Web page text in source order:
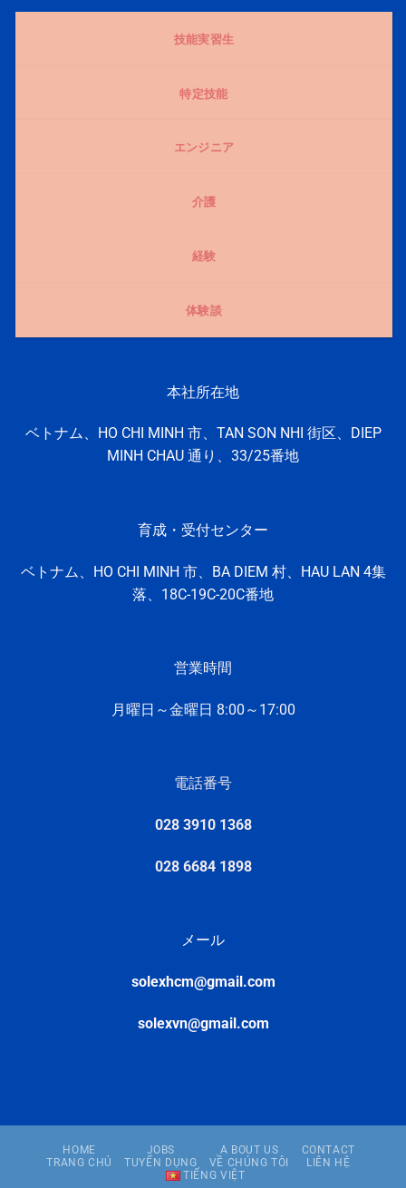
技能実習生
特定技能
エンジニア
介護
経験
体験談
本社所在地
ベトナム、HO CHI MINH 市、TAN SON NHI 街区、DIEP
MINH CHAU 通り、33/25番地
育成・受付センター
ベトナム、HO CHI MINH 市、 BA DIEM 村、 HAU LAN 4集
落、 18C-19C-20C番地
営業時間
月曜日～金曜日 8:00～17:00
電話番号
028 3910 1368
028 6684 1898
メール
solexhcm@gmail.com
solexvn@gmail.com
HOME
TRANG CHỦ
JOBS
TUYỂN DỤNG
A BOUT US
VỀ CHÚNG TÔI
CONTACT
LIÊN HỆ
TIẾNG VIỆT